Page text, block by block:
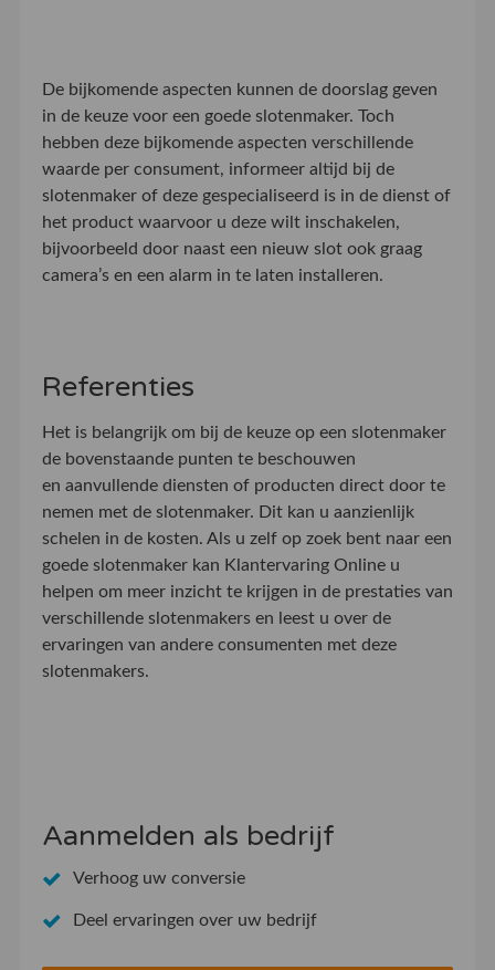
De bijkomende aspecten kunnen de doorslag geven
in de keuze voor een goede slotenmaker. Toch
hebben deze bijkomende aspecten verschillende
waarde per consument, informeer altijd bij de
slotenmaker of deze gespecialiseerd is in de dienst of
het product waarvoor u deze wilt inschakelen,
bijvoorbeeld door naast een nieuw slot ook graag
camera’s en een alarm in te laten installeren.
Referenties
Het is belangrijk om bij de keuze op een slotenmaker
de bovenstaande punten te beschouwen
en aanvullende diensten of producten direct door te
nemen met de slotenmaker. Dit kan u aanzienlijk
schelen in de kosten. Als u zelf op zoek bent naar een
goede slotenmaker kan Klantervaring Online u
helpen om meer inzicht te krijgen in de prestaties van
verschillende slotenmakers en leest u over de
ervaringen van andere consumenten met deze
slotenmakers.
Aanmelden als bedrijf
Verhoog uw conversie
Deel ervaringen over uw bedrijf